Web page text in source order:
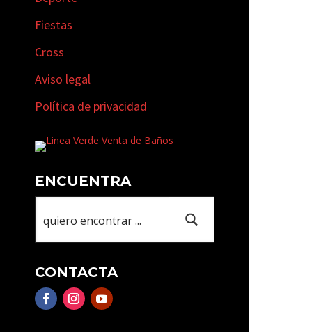
Fiestas
Cross
Aviso legal
Política de privacidad
ENCUENTRA
CONTACTA